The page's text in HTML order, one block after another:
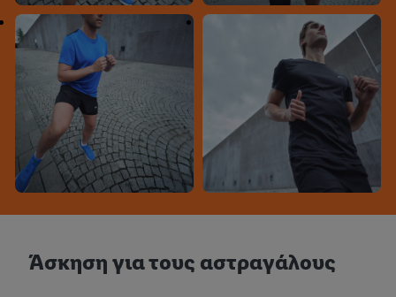
Άσκηση για τους αστραγάλους